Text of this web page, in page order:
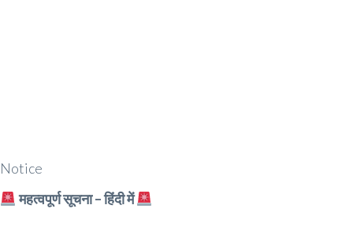
Notice
महत्वपूर्ण सूचना – हिंदी में